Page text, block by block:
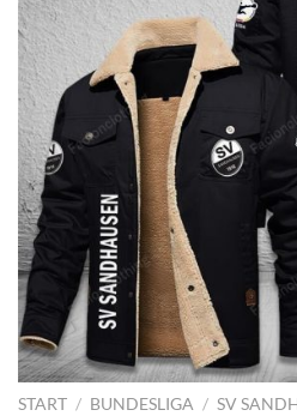
START / BUNDESLIGA / SV